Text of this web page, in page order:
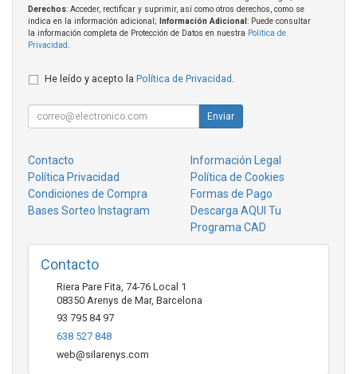
Derechos: Acceder, rectificar y suprimir, así como otros derechos, como se
indica en la información adicional;
Información Adicional : Puede consultar
la información completa de Protección de Datos en nuestra Política de
Privacidad
He leído y acepto la Política de Privacidad .
Enviar
Contacto
Información Legal
Política Privacidad
Política de Cookies
Condiciones de Compra
Formas de Pago
Bases Sorteo Instagram
Descarga AQUI Tu
Programa CAD
Contacto
Riera Pare Fita, 74-76 Local 1
08350 Arenys de Mar, Barcelona
93 795 84 97
638 527 848
web@silarenys.com